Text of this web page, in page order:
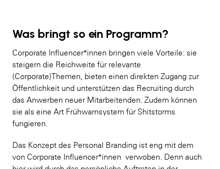
Was bringt so ein Programm?
Corporate Influencer*innen bringen viele Vorteile: sie
steigern die Reichweite für relevante
(Corporate)Themen, bieten einen direkten Zugang zur
Öffentlichkeit und unterstützen das Recruiting durch
das Anwerben neuer Mitarbeitenden. Zudem können
sie als eine Art Frühwarnsystem für Shitstorms
fungieren.
Das Konzept des Personal Branding ist eng mit dem
von Corporate Influencer*innen verwoben. Denn auch